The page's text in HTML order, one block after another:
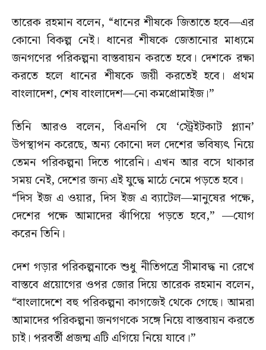
তারেক রহমান বলেন, “ধানের শীষকে জিতাতে হবে—এর
কোনো বিকল্প নেই। ধানের শীষকে জেতানোর মাধ্যমে
জনগণের পরিকল্পনা বাস্তবায়ন করতে হবে। দেশকে রক্ষা
করতে হলে ধানের শীষকে জয়ী করতেই হবে। প্রথম
বাংলাদেশ, শেষ বাংলাদেশ—নো কমপ্রোমাইজ।”
তিনি আরও বলেন, বিএনপি যে ‘স্ট্রেইটকাট প্ল্যান’
উপস্থাপন করেছে, অন্য কোনো দল দেশের ভবিষ্যৎ নিয়ে
তেমন পরিকল্পনা দিতে পারেনি। এখন আর বসে থাকার
সময় নেই, দেশের জন্য এই যুদ্ধে মাঠে নেমে পড়তে হবে।
“দিস ইজ এ ওয়ার, দিস ইজ এ ব্যাটেল—মানুষের পক্ষে,
দেশের পক্ষে আমাদের ঝাঁপিয়ে পড়তে হবে,” —যোগ
করেন তিনি।
দেশ গড়ার পরিকল্পনাকে শুধু নীতিপত্রে সীমাবদ্ধ না রেখে
বাস্তবে প্রয়োগের ওপর জোর দিয়ে তারেক রহমান বলেন,
“বাংলাদেশে বহু পরিকল্পনা কাগজেই থেকে গেছে। আমরা
আমাদের পরিকল্পনা জনগণকে সঙ্গে নিয়ে বাস্তবায়ন করতে
চাই। পরবর্তী প্রজন্ম এটি এগিয়ে নিয়ে যাবে।”